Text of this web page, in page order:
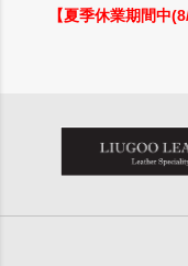
【夏季休業期間中